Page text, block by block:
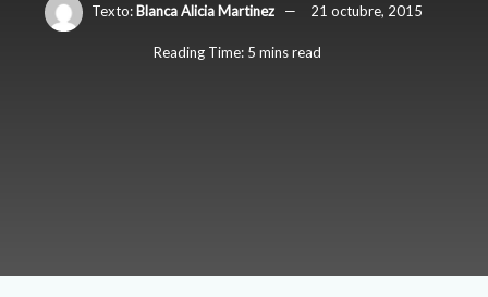
Texto: Blanca Alicia Martinez 21 octubre, 2015
Reading Time: 5 mins read